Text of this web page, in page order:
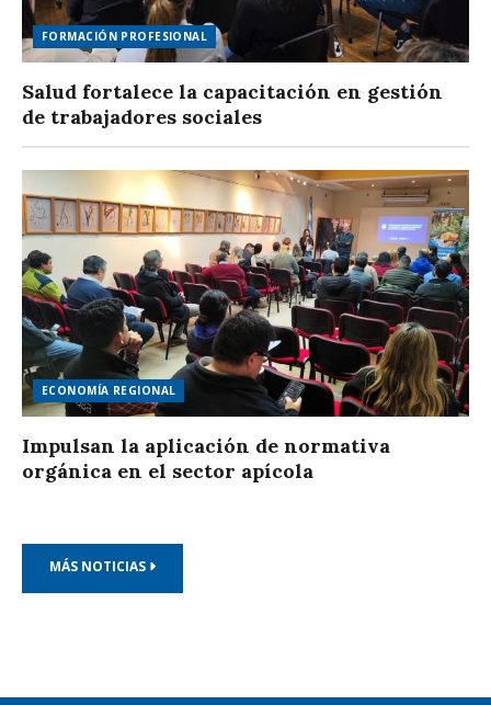
FORMACIÓN PROFESIONAL
Salud fortalece la capacitación en gestión
de trabajadores sociales
ECONOMÍA REGIONAL
Impulsan la aplicación de normativa
orgánica en el sector apícola
MÁS NOTICIAS